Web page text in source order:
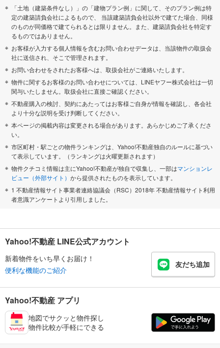
「土地（建築条件なし）」の「建物プラン例」に関して、そのプラン例は特
定の建築請負会社によるもので、 当該建築請負会社以外で建てた場合、同様
のものが同価格で建てられるとは限りません。また、建築請負会社を特定す
るものではありません。
お客様が入力する個人情報を含むお問い合わせデータは、当該物件の取扱会
社に送信され、そこで管理されます。
お問い合わせをされたお客様へは、取扱会社がご連絡いたします。
物件に関するお客様のお問い合わせについては、LINEヤフー株式会社は一切
関与いたしません。取扱会社に直接ご確認ください。
不動産購入の検討、契約にあたってはお客様ご自身が情報を確認し、各会社
より十分な説明を受け判断してください。
本ページの掲載内容は変更される場合があります。あらかじめご了承くださ
い。
市区町村・駅ごとの物件ランキングは、Yahoo!不動産独自のルールに基づい
て表示しています。（ランキングは火曜更新されます）
物件クチコミ情報は主にYahoo!不動産が独自で収集し、一部はマンションレ
ビュー（外部サイト） から提供されたものを表示しています。
1 不動産情報サイト事業者連絡協議会（RSC）2018年 不動産情報サイト利用
者意識アンケートより引用しました。
Yahoo!不動産 LINE公式アカウント
新着物件をいち早くお届け！
便利な機能のご紹介
友だち追加
Yahoo!不動産 アプリ
地図でサクッと物件探し
物件比較が手軽にできる